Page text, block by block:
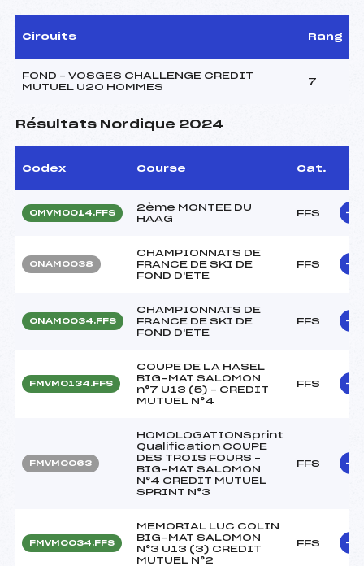
Circuits Rang
FOND – VOSGES CHALLENGE CREDIT
MUTUEL U20 HOMMES
7
Résultats Nordique 2024
Codex Course Cat.
OMVM0014.FFS
2ème MONTEE DU
HAAG
FFS
ONAM0038
CHAMPIONNATS DE
FRANCE DE SKI DE
FOND D'ETE
FFS
ONAM0034.FFS
CHAMPIONNATS DE
FRANCE DE SKI DE
FOND D'ETE
FFS
FMVM0134.FFS
COUPE DE LA HASEL
BIG-MAT SALOMON
n°7 U13 (5) – CREDIT
MUTUEL N°4
FFS
FMVM0063
HOMOLOGATIONSprint
Qualification COUPE
DES TROIS FOURS –
BIG-MAT SALOMON
N°4 CREDIT MUTUEL
SPRINT N°3
FFS
FMVM0034.FFS
MEMORIAL LUC COLIN
BIG-MAT SALOMON
N°3 U13 (3) CREDIT
MUTUEL N°2
FFS